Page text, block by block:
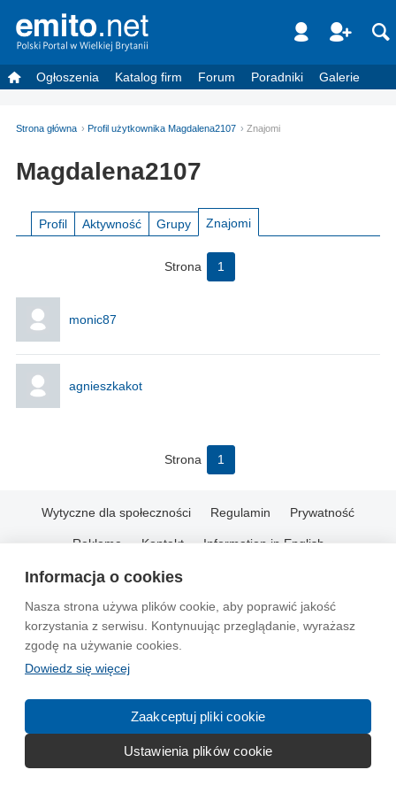
Informacja o cookies
Nasza strona używa plików cookie, aby poprawić jakość
korzystania z serwisu. Kontynuując przeglądanie, wyrażasz
zgodę na używanie cookies.
Dowiedz się więcej
Zaakceptuj pliki cookie
Ustawienia plików cookie
Ogłoszenia Katalog firm Forum Poradniki Galerie
Strona główna Profil użytkownika Magdalena2107 Znajomi
Magdalena2107
Profil Aktywność Grupy Znajomi
Strona 1
monic87
agnieszkakot
Strona 1
Wytyczne dla społeczności Regulamin Prywatność
Reklama Kontakt Information in English